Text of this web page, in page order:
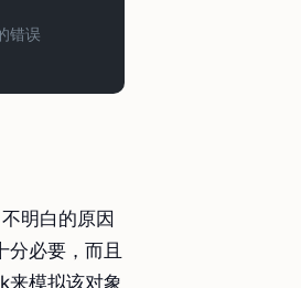
错误
明白的原因
必要，而且
来模拟该对象